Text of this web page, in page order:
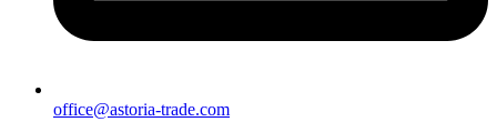
office@astoria-trade.com